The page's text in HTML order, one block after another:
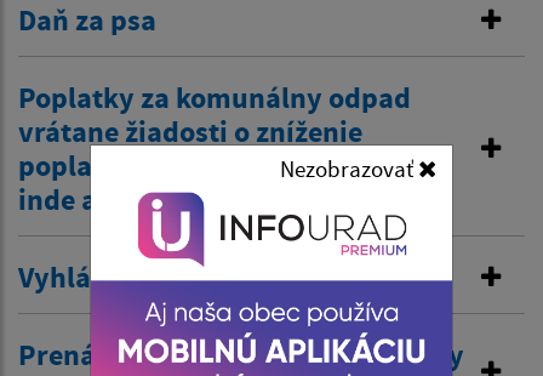
Nezobrazovať
Daň za psa
Poplatky za komunálny odpad
vrátane žiadosti o zníženie
poplatku z dôvodov zamestnania
inde a tiež zťp atď.
Vyhlásenie v miestnom rozhlase
Prenájom nehnuteľností /kultúrny